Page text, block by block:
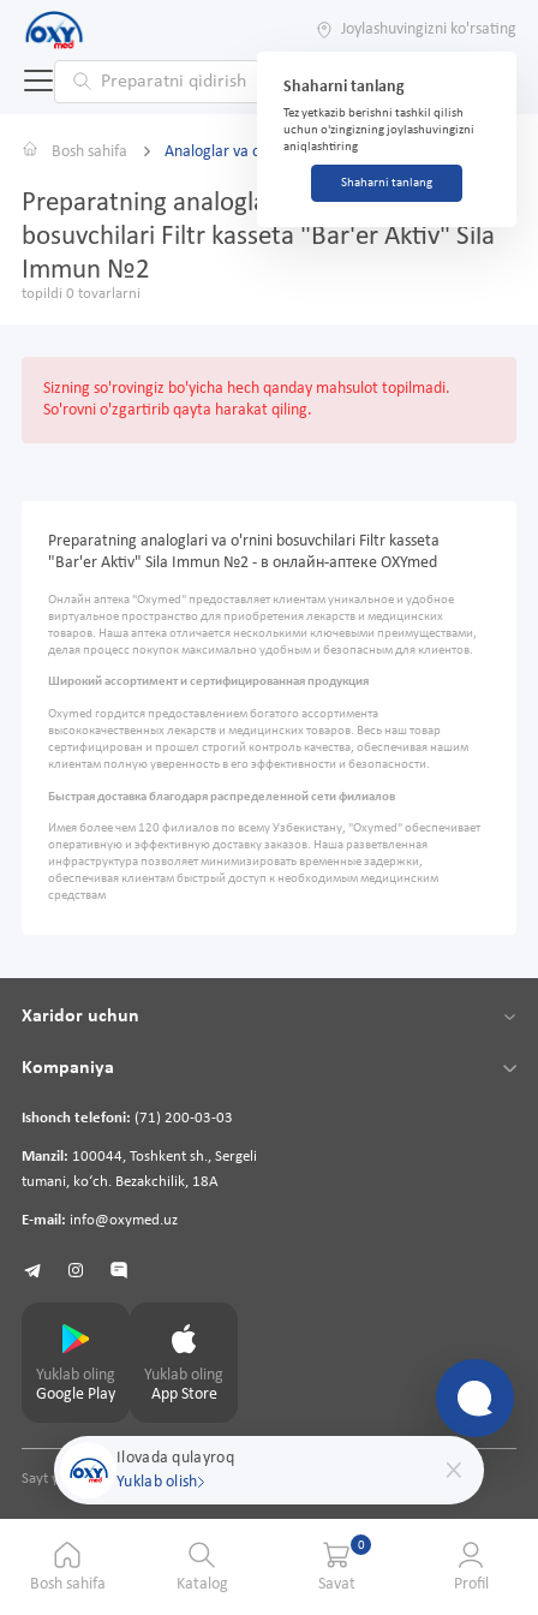
Joylashuvingizni ko'rsating
Shaharni tanlang
Tez yetkazib berishni tashkil qilish
uchun o'zingizning joylashuvingizni
aniqlashtiring
Shaharni tanlang
Bosh sahifa Analoglar va o'rnini bosuvchilar
Preparatning analoglari va o'rnini
bosuvchilari Filtr kasseta "Bar'er Aktiv" Sila
Immun №2
topildi 0 tovarlarni
Sizning so'rovingiz bo'yicha hech qanday mahsulot topilmadi.
So'rovni o'zgartirib qayta harakat qiling.
Preparatning analoglari va o'rnini bosuvchilari Filtr kasseta
"Bar'er Aktiv" Sila Immun №2 - в онлайн-аптеке OXYmed
Онлайн аптека "Oxymed" предоставляет клиентам уникальное и удобное
виртуальное пространство для приобретения лекарств и медицинских
товаров. Наша аптека отличается несколькими ключевыми преимуществами,
делая процесс покупок максимально удобным и безопасным для клиентов.
Широкий ассортимент и сертифицированная продукция
Oxymed гордится предоставлением богатого ассортимента
высококачественных лекарств и медицинских товаров. Весь наш товар
сертифицирован и прошел строгий контроль качества, обеспечивая нашим
клиентам полную уверенность в его эффективности и безопасности.
Быстрая доставка благодаря распределенной сети филиалов
Имея более чем 120 филиалов по всему Узбекистану, "Oxymed" обеспечивает
оперативную и эффективную доставку заказов. Наша разветвленная
инфраструктура позволяет минимизировать временные задержки,
обеспечивая клиентам быстрый доступ к необходимым медицинским
средствам
Ilovada qulayroq
Yuklab olish
Ishonch telefoni: (71) 200-03-03
Manzil: 100044, Toshkent sh., Sergeli
tumani, koʻch. Bezakchilik, 18A
E-mail: info@oxymed.uz
Xaridor uchun
Kompaniya
Yuklab oling
Google Play
Yuklab oling
App Store
Sayt yaratuvchipharmit.uz
Bosh sahifa Katalog
0
Savat Profil